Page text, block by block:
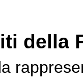
della